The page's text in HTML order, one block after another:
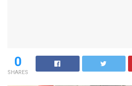
0
SHARES